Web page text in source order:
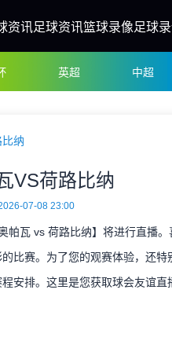
资讯足球资讯篮球录像足球
英超 中超
纳
VS荷路比纳
07-08 23:00
瓦 vs 荷路比纳】将进行直播。
比赛。为了您的观赛体验，还特
安排。这里是您获取球会友谊